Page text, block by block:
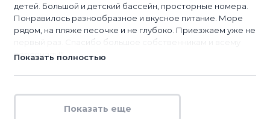
детей. Большой и детский бассейн, просторные номера.
Понравилось разнообразное и вкусное питание. Море
рядом, на пляже песочке и не глубоко. Приезжаем уже не
первый раз. Спасибо большое собственникам и всему
персоналу!!!
Показать полностью
Показать еще